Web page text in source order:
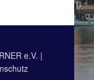
e.V. |